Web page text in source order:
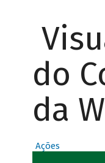
do
da
Ações